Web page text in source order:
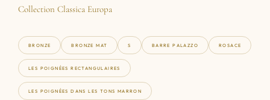
Collection Classica Europa
BRONZE BRONZE MAT S BARRE PALAZZO ROSACE
LES POIGNÉES RECTANGULAIRES
LES POIGNÉES DANS LES TONS MARRON